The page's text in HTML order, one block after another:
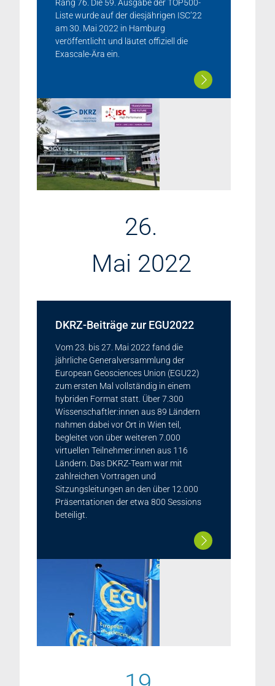
Rang 76. Die 59. Ausgabe der TOP500-
Liste wurde auf der diesjährigen ISC’22
am 30. Mai 2022 in Hamburg
veröffentlicht und läutet offiziell die
Exascale-Ära ein.
26.
Mai 2022
DKRZ-Beiträge zur EGU2022
Vom 23. bis 27. Mai 2022 fand die
jährliche Generalversammlung der
European Geosciences Union (EGU22)
zum ersten Mal vollständig in einem
hybriden Format statt. Über 7.300
Wissenschaftler:innen aus 89 Ländern
nahmen dabei vor Ort in Wien teil,
begleitet von über weiteren 7.000
virtuellen Teilnehmer:innen aus 116
Ländern. Das DKRZ-Team war mit
zahlreichen Vortragen und
Sitzungsleitungen an den über 12.000
Präsentationen der etwa 800 Sessions
beteiligt.